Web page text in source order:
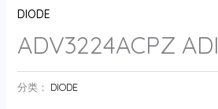
DIODE
ADV3224ACPZ ADI
分类： DIODE